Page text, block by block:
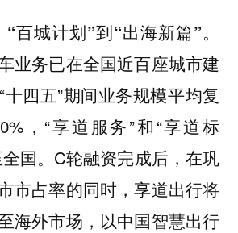
百城计划”到“出海新篇”。
业务已在全国近百座城市建
四五”期间业务规模平均复
，“享道服务”和“享道标
国。C轮融资完成后，在巩
市占率的同时，享道出行将
海外市场，以中国智慧出行